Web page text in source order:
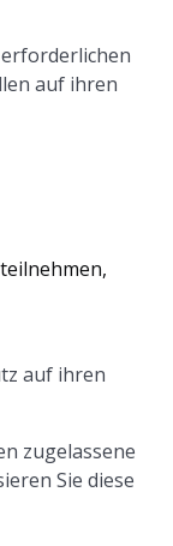
auf ihren
auf ihren
zugelassene
Sie diese